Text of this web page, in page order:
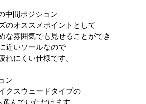
中間ポジション
のオススメポイントとして
な雰囲気でも見せることができ
近いソールなので
れにくい仕様です。
ン
クスウェードタイプの
んでいただけます。